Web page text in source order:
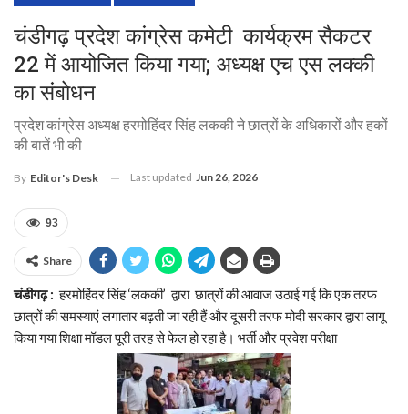
चंडीगढ़ प्रदेश कांग्रेस कमेटी कार्यक्रम सैकटर
22 में आयोजित किया गया; अध्यक्ष एच एस लक्की
का संबोधन
प्रदेश कांग्रेस अध्यक्ष हरमोहिंदर सिंह लककी ने छात्रों के अधिकारों और हकों
की बातें भी की
By Editor's Desk Last updated Jun 26, 2026
93
Share
चंडीगढ़ : हरमोहिंदर सिंह ‘लककी’ द्वारा छात्रों की आवाज उठाई गई कि एक तरफ
छात्रों की समस्याएं लगातार बढ़ती जा रही हैं और दूसरी तरफ मोदी सरकार द्वारा लागू
किया गया शिक्षा मॉडल पूरी तरह से फेल हो रहा है। भर्ती और प्रवेश परीक्षा